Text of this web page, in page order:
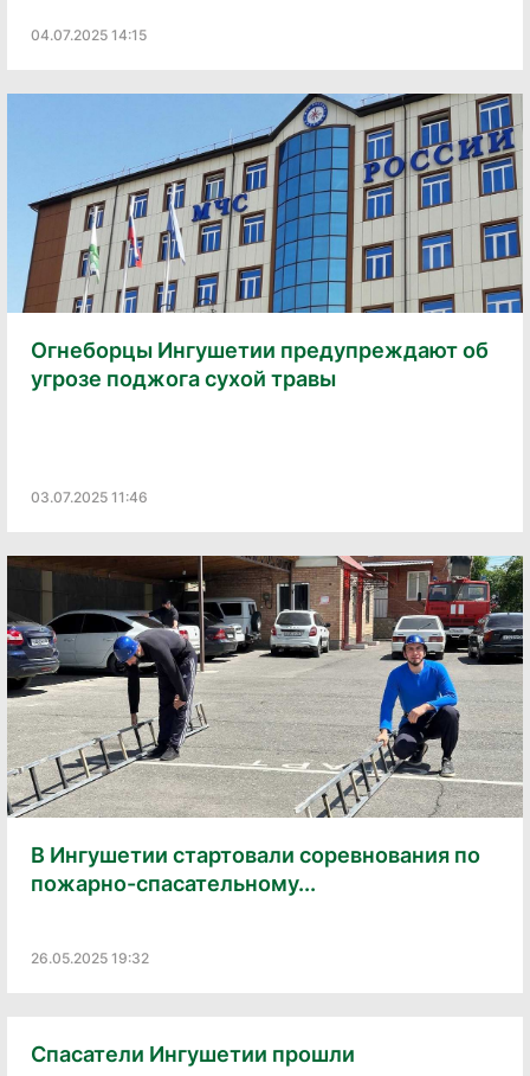
04.07.2025 14:15
Огнеборцы Ингушетии предупреждают об
угрозе поджога сухой травы
03.07.2025 11:46
В Ингушетии стартовали соревнования по
пожарно-спасательному...
26.05.2025 19:32
Спасатели Ингушетии прошли